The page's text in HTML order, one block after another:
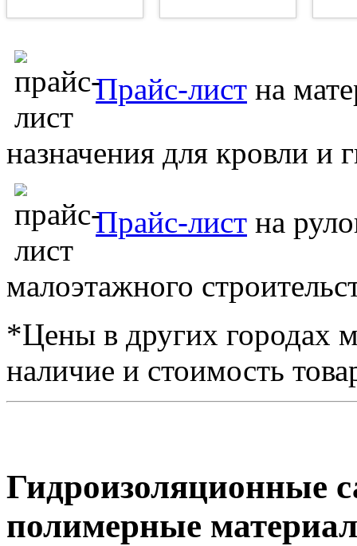
Прайс-лист на
назначения для кровли и
Прайс-лист на
малоэтажного
*Цены в других городах
наличие и стоимость
Гидроизоляционные
полимерные